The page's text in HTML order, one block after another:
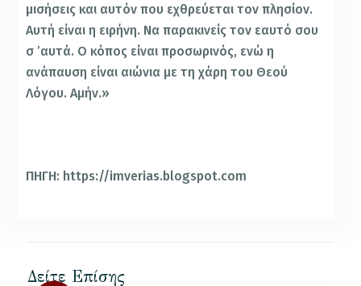
μισήσεις και αυτόν που εχθρεύεται τον πλησίον.
Αυτή είναι η ειρήνη. Να παρακινείς τον εαυτό σου
σ ’αυτά. Ο κόπος είναι προσωρινός, ενώ η
ανάπαυση είναι αιώνια με τη χάρη του Θεού
Λόγου. Αμήν.»
ΠΗΓΗ: https://imverias.blogspot.com
Δείτε Επίσης